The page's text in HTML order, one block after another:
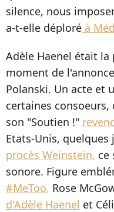
silence, nous
a-t-elle déploré à
Adèle Haenel était
moment de
Polanski. Un acte et
certaines
son "Soutien !"
Etats-Unis, quelques
procès Weinstein, ce
sonore. Figure
#MeToo, Rose
d'Adèle Haenel et